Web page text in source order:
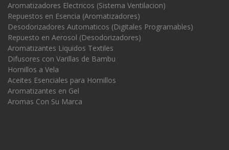
Aromatizadores Electricos (Sistema Ventilacion)
Repuestos en Esencia (Aromatizadores)
Desodorizadores Automaticos (Digitales Programables)
Repuesto en Aerosol (Desodorizadores)
Aromatizantes Liquidos Textiles
Difusores con Varillas de Bambu
Hornillos a Vela
Aceites Esenciales para Hornillos
Aromatizantes en Gel
Aromas Con Su Marca